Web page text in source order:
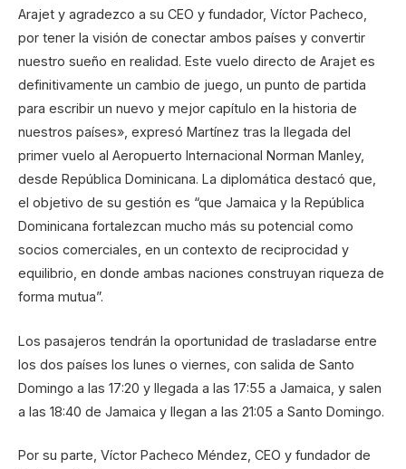
Arajet y agradezco a su CEO y fundador, Víctor Pacheco,
por tener la visión de conectar ambos países y convertir
nuestro sueño en realidad. Este vuelo directo de Arajet es
definitivamente un cambio de juego, un punto de partida
para escribir un nuevo y mejor capítulo en la historia de
nuestros países», expresó Martínez tras la llegada del
primer vuelo al Aeropuerto Internacional Norman Manley,
desde República Dominicana. La diplomática destacó que,
el objetivo de su gestión es “que Jamaica y la República
Dominicana fortalezcan mucho más su potencial como
socios comerciales, en un contexto de reciprocidad y
equilibrio, en donde ambas naciones construyan riqueza de
forma mutua”.
Los pasajeros tendrán la oportunidad de trasladarse entre
los dos países los lunes o viernes, con salida de Santo
Domingo a las 17:20 y llegada a las 17:55 a Jamaica, y salen
a las 18:40 de Jamaica y llegan a las 21:05 a Santo Domingo.
Por su parte, Víctor Pacheco Méndez, CEO y fundador de